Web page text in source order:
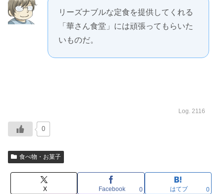
リーズナブルな定食を提供してくれる
「華さん食堂」には頑張ってもらいた
いものだ。
Log. 2116
0
食べ物・お菓子
X Facebook 0 はてブ 0